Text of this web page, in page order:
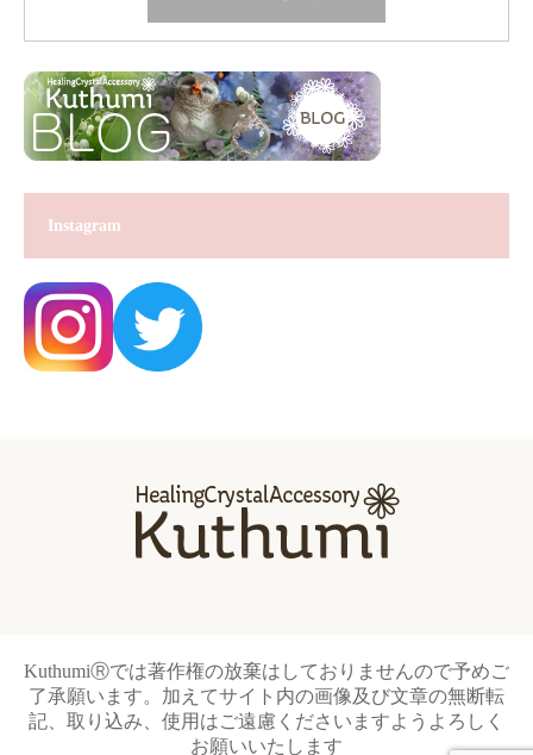
Instagram
KuthumiⓇでは著作権の放棄はしておりませんので予めご
了承願います。加えてサイト内の画像及び文章の無断転
記、取り込み、使用はご遠慮くださいますようよろしく
お願いいたします